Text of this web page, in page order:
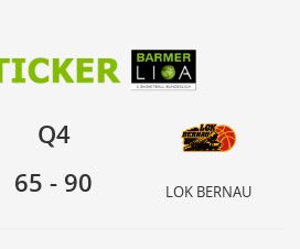
LOK BERNAU
Q4
65 - 90 LOK BERNAU